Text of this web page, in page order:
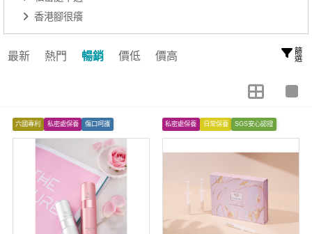
香港腳很癢
最新 熱門 暢銷 價低 價高 篩選
六國專利 私密處保養 傷口呵護 私密處保養 日常保養 SGS安心認證